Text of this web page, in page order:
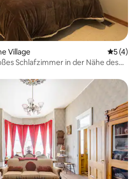
Village
5 (4)
Schlafzimmer in der Nähe des